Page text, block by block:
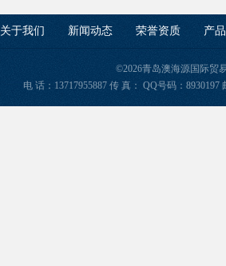
关于我们 新闻动态 荣誉资质 产
©2026青岛澳海源国际贸
电 话：13717955887 传 真： QQ号码：